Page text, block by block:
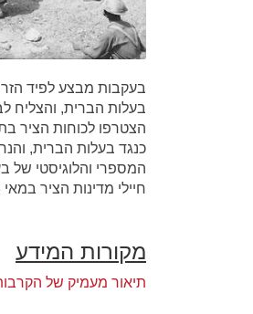
בעקבות מבצע לפיד
הצטרפו לכוחות הציר
כנגד בעלות הברית,
חיילי מדינות הציר במאי 1943.
מקורות המידע
תיאור מעמיק של